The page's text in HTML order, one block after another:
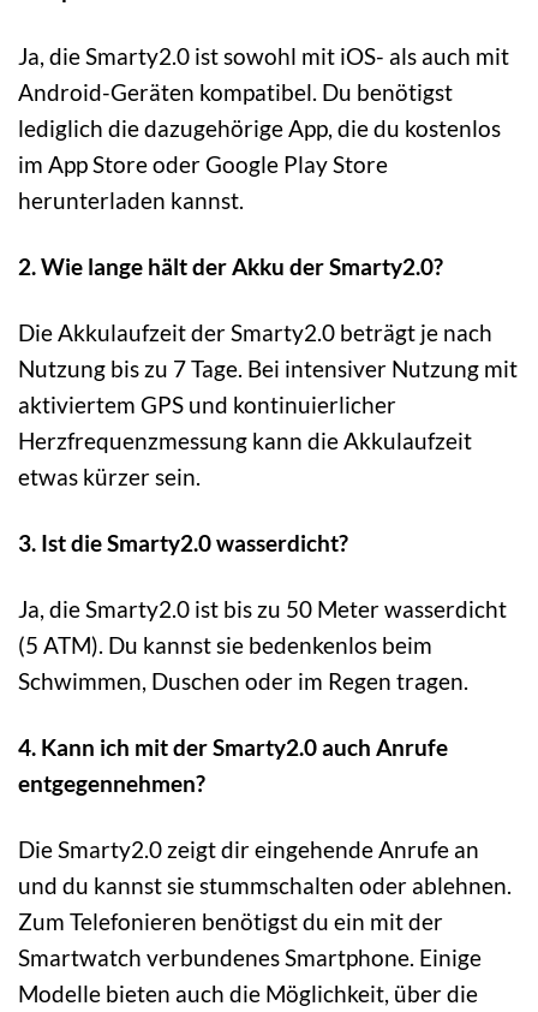
Ja, die Smarty2.0 ist sowohl mit iOS- als auch mit
Android-Geräten kompatibel. Du benötigst
lediglich die dazugehörige App, die du kostenlos
im App Store oder Google Play Store
herunterladen kannst.
2. Wie lange hält der Akku der Smarty2.0?
Die Akkulaufzeit der Smarty2.0 beträgt je nach
Nutzung bis zu 7 Tage. Bei intensiver Nutzung mit
aktiviertem GPS und kontinuierlicher
Herzfrequenzmessung kann die Akkulaufzeit
etwas kürzer sein.
3. Ist die Smarty2.0 wasserdicht?
Ja, die Smarty2.0 ist bis zu 50 Meter wasserdicht
(5 ATM). Du kannst sie bedenkenlos beim
Schwimmen, Duschen oder im Regen tragen.
4. Kann ich mit der Smarty2.0 auch Anrufe
entgegennehmen?
Die Smarty2.0 zeigt dir eingehende Anrufe an
und du kannst sie stummschalten oder ablehnen.
Zum Telefonieren benötigst du ein mit der
Smartwatch verbundenes Smartphone. Einige
Modelle bieten auch die Möglichkeit, über die